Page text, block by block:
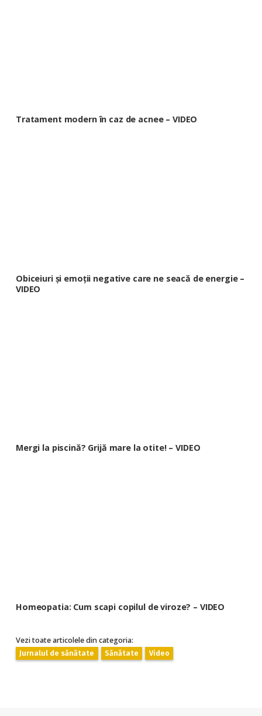
Tratament modern în caz de acnee – VIDEO
Obiceiuri și emoții negative care ne seacă de energie –
VIDEO
Mergi la piscină? Grijă mare la otite! – VIDEO
Homeopatia: Cum scapi copilul de viroze? – VIDEO
Vezi toate articolele din categoria:
Jurnalul de sănătate Sănătate Video